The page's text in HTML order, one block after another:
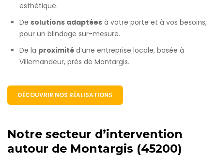
esthétique.
De solutions adaptées à votre porte et à vos besoins,
pour un blindage sur-mesure.
De la proximité d’une entreprise locale, basée à
Villemandeur, près de Montargis.
DÉCOUVRIR NOS RÉALISATIONS
Notre secteur d’intervention
autour de Montargis (45200)